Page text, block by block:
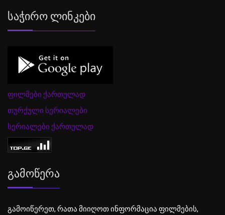
Საჭირო Ლინკები
ფილმები ქართულად
თურქული სერიალები
სერიალები ქართულად
Გამოწერა
გამოიწერეთ, რათა მიიღოთ ინფორმაცია ფილმების,